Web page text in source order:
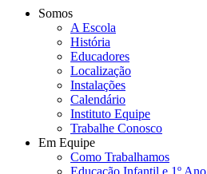
Somos
A Escola
História
Educadores
Localização
Instalações
Calendário
Instituto Equipe
Trabalhe Conosco
Em Equipe
Como Trabalhamos
Educação Infantil e 1º Ano